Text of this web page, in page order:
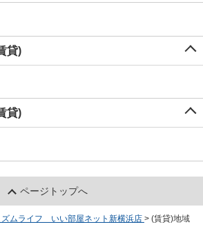
貸)
貸)
ページトップへ
ズムライフ いい部屋ネット新横浜店 > (賃貸)地域